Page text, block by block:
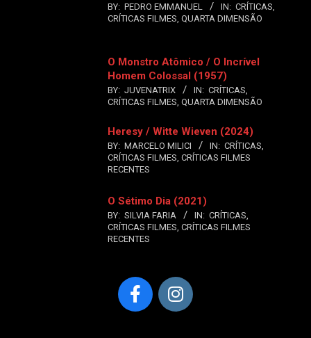
BY: PEDRO EMMANUEL IN: CRÍTICAS
CRÍTICAS FILMES QUARTA DIMENSÃO
O Monstro Atômico / O Incrível
Homem Colossal (1957)
BY: JUVENATRIX IN: CRÍTICAS
CRÍTICAS FILMES QUARTA DIMENSÃO
Heresy / Witte Wieven (2024)
BY: MARCELO MILICI IN: CRÍTICAS
CRÍTICAS FILMES CRÍTICAS FILMES
RECENTES
O Sétimo Dia (2021)
BY: SILVIA FARIA IN: CRÍTICAS
CRÍTICAS FILMES CRÍTICAS FILMES
RECENTES